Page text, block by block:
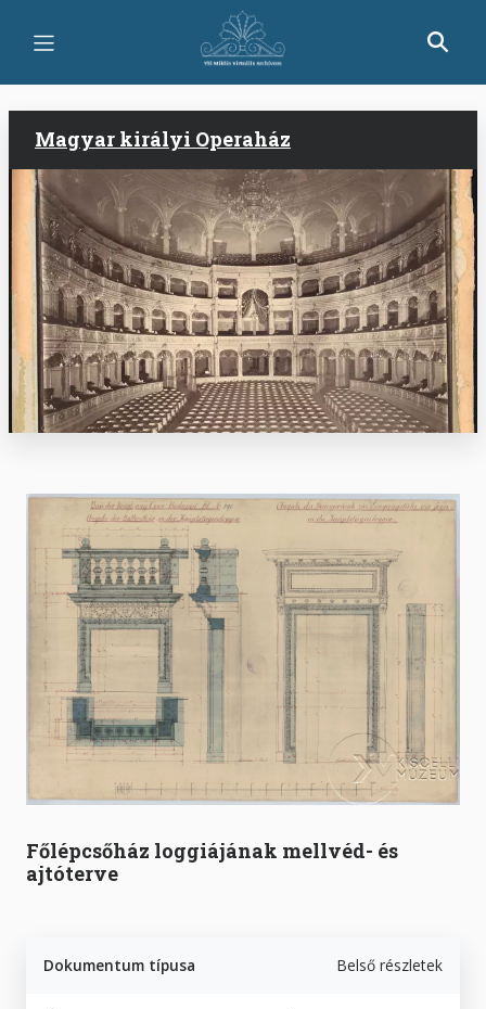
tartalomra
Magyar királyi Operaház
Főlépcsőház loggiájának mellvéd- és
ajtóterve
Dokumentum típusa Belső részletek